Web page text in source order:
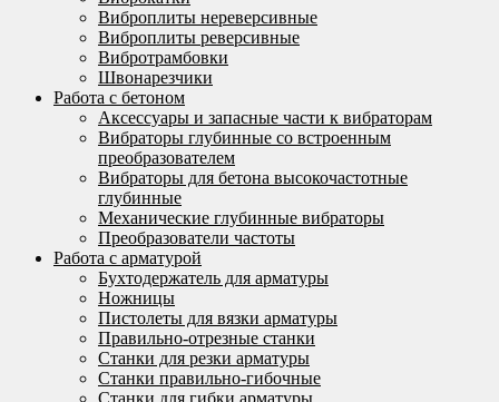
Виброплиты нереверсивные
Виброплиты реверсивные
Вибротрамбовки
Швонарезчики
Работа с бетоном
Аксессуары и запасные части к вибраторам
Вибраторы глубинные со встроенным
преобразователем
Вибраторы для бетона высокочастотные
глубинные
Механические глубинные вибраторы
Преобразователи частоты
Работа с арматурой
Бухтодержатель для арматуры
Ножницы
Пистолеты для вязки арматуры
Правильно-отрезные станки
Станки для резки арматуры
Станки правильно-гибочные
Станки для гибки арматуры